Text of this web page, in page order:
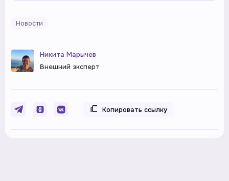
Новости
Никита Марычев
Внешний эксперт
Копировать ссылку